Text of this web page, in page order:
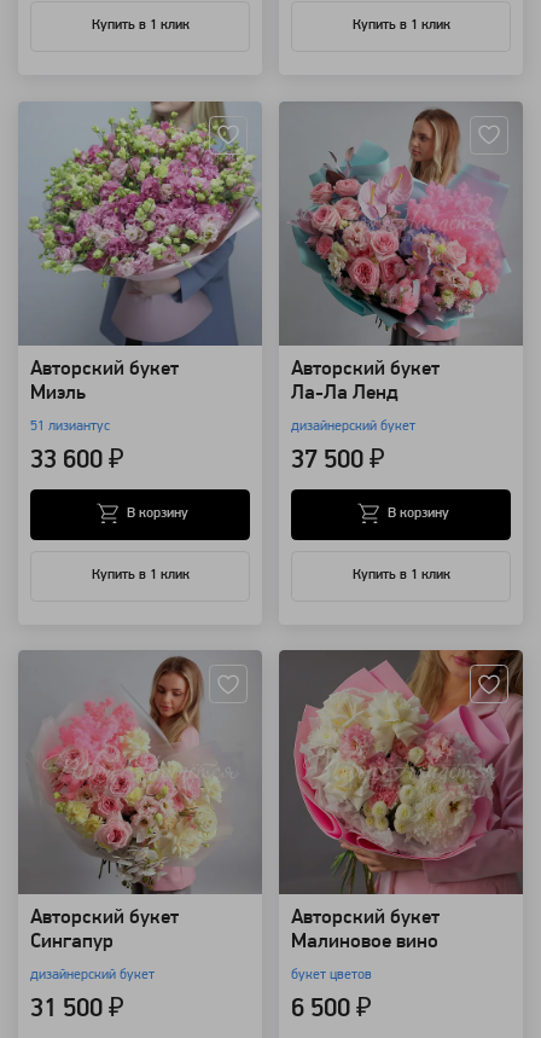
Купить в 1 клик Купить в 1 клик
Авторский букет
Миэль
51 лизиантус
33 600 ₽
Купить в 1 клик
В корзину
Авторский букет
Ла-Ла Ленд
дизайнерский букет
37 500 ₽
Купить в 1 клик
В корзину
Авторский букет
Сингапур
дизайнерский букет
31 500 ₽
Авторский букет
Малиновое вино
букет цветов
6 500 ₽